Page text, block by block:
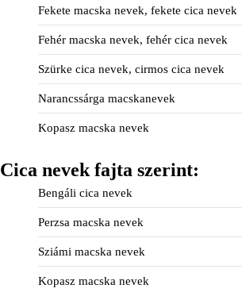
Fekete macska nevek, fekete cica nevek
Fehér macska nevek, fehér cica nevek
Szürke cica nevek, cirmos cica nevek
Narancssárga macskanevek
Kopasz macska nevek
Cica nevek fajta szerint:
Bengáli cica nevek
Perzsa macska nevek
Sziámi macska nevek
Kopasz macska nevek